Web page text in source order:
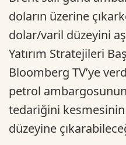
doların üzerine
dolar/varil düzeyini
Yatırım Stratejileri
Bloomberg TV’ye
petrol ambargosunun
tedariğini
düzeyine